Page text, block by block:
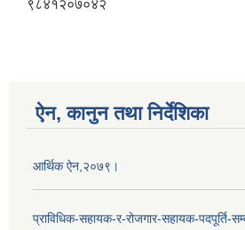
९८४१२०७०४२
ऐन, कानुन तथा निर्देशिका
आर्थिक ऐन,२०७९।
प्राविधिक-सहायक-र-रोजगार-सहायक-पदपूर्ति-